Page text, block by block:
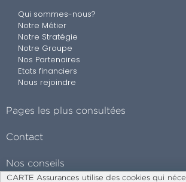
Qui sommes-nous?
Notre Métier
Notre Stratégie
Notre Groupe
Nos Partenaires
Etats financiers
Nous rejoindre
Pages les plus consultées
Contact
Nos conseils
CARTE Assurances utilise des cookies qui